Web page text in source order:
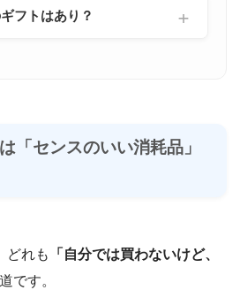
フトはあり？
「センスのいい消耗品」
どれも
「自分では買わないけど、
です。